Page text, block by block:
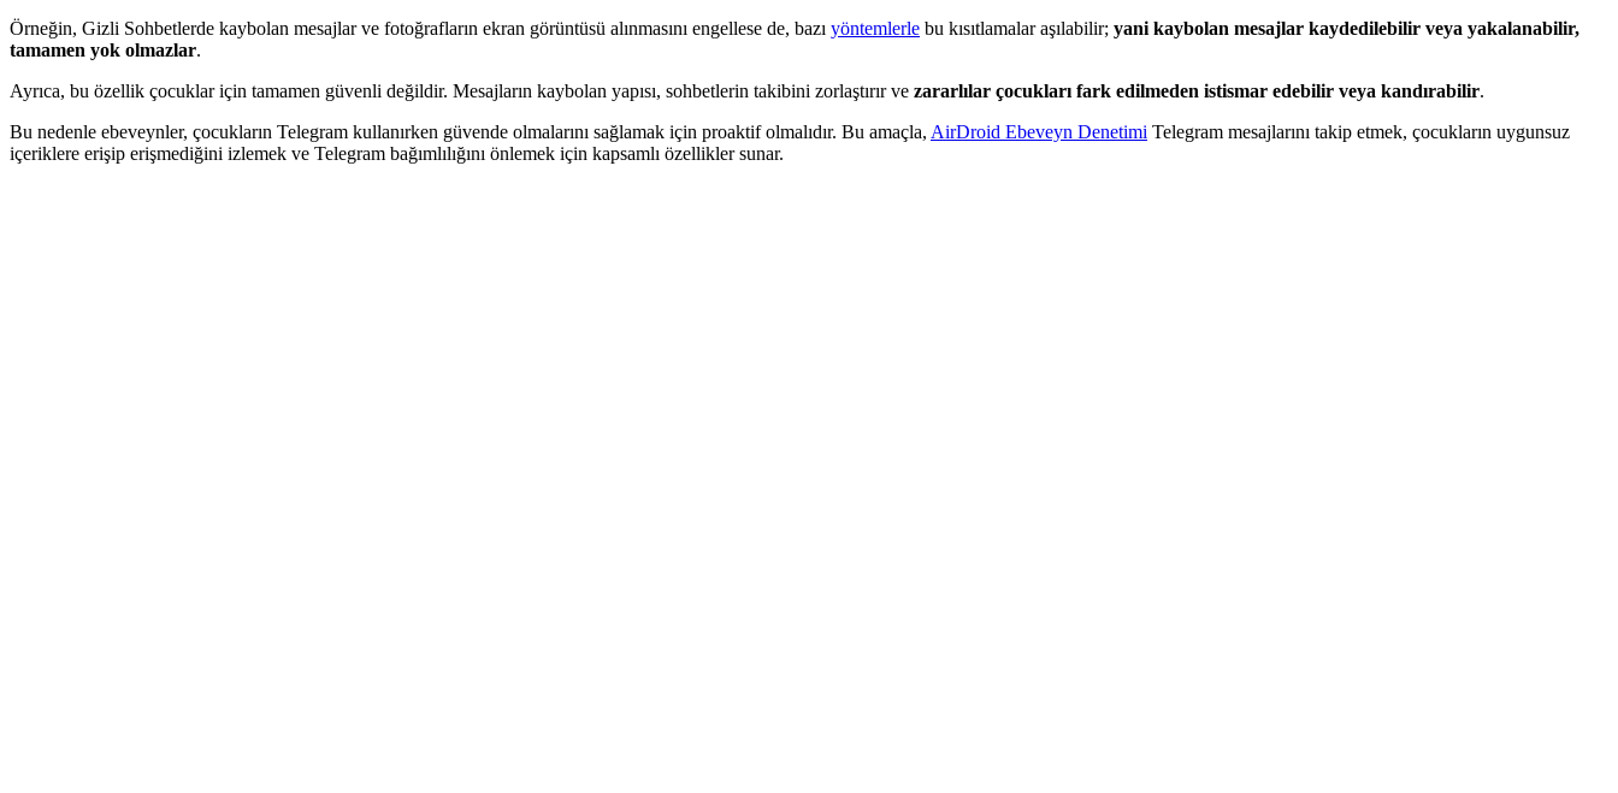
Örneğin, Gizli Sohbetlerde kaybolan mesajlar ve fotoğrafların ekran görüntüsü alınmasını engellese de, bazı yöntemlerle bu kısıtlamalar aşılabilir; yani kaybolan mesajlar kaydedilebilir veya yakalanabilir,
tamamen yok olmazlar.
Ayrıca, bu özellik çocuklar için tamamen güvenli değildir. Mesajların kaybolan yapısı, sohbetlerin takibini zorlaştırır ve zararlılar çocukları fark edilmeden istismar edebilir veya kandırabilir.
Bu nedenle ebeveynler, çocukların Telegram kullanırken güvende olmalarını sağlamak için proaktif olmalıdır. Bu amaçla, AirDroid Ebeveyn Denetimi Telegram mesajlarını takip etmek, çocukların uygunsuz
içeriklere erişip erişmediğini izlemek ve Telegram bağımlılığını önlemek için kapsamlı özellikler sunar.